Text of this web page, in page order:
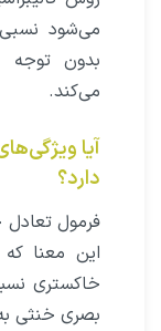
می‌شود نسبی
بدون توجه
می‌کند.
دارد؟
خاکستری
بصری خنثی